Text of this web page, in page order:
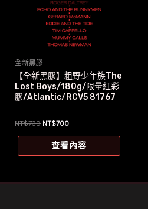
全新黑膠
【全新黑膠】粗野少年族The
Lost Boys/180g/限量紅彩
膠/Atlantic/RCV5 81767
NT$739 原
格：
NT$700目
價
格：
查看內容